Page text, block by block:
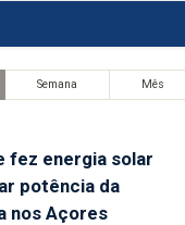
Semana Mês
fez energia solar
potência da
nos Açores